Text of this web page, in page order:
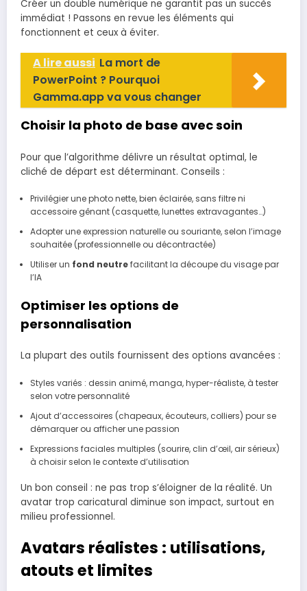
Créer un double numérique ne garantit pas un succès
immédiat ! Passons en revue les éléments qui
fonctionnent et ceux à éviter.
A lire aussi La mort de
PowerPoint ? Pourquoi
Gamma.app va vous changer
Choisir la photo de base avec soin
Pour que l’algorithme délivre un résultat optimal, le
cliché de départ est déterminant. Conseils :
Privilégier une photo nette, bien éclairée, sans filtre ni
accessoire gênant (casquette, lunettes extravagantes…)
Adopter une expression naturelle ou souriante, selon l’image
souhaitée (professionnelle ou décontractée)
Utiliser un fond neutrefacilitant la découpe du visage par
l’IA
Optimiser les options de
personnalisation
La plupart des outils fournissent des options avancées :
Styles variés : dessin animé, manga, hyper-réaliste, à tester
selon votre personnalité
Ajout d’accessoires (chapeaux, écouteurs, colliers) pour se
démarquer ou afficher une passion
Expressions faciales multiples (sourire, clin d’œil, air sérieux)
à choisir selon le contexte d’utilisation
Un bon conseil : ne pas trop s’éloigner de la réalité. Un
avatar trop caricatural diminue son impact, surtout en
milieu professionnel.
Avatars réalistes : utilisations,
atouts et limites